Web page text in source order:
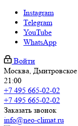
Instagram
Telegram
YouTube
WhatsApp
Войти
Москва,
21:00
+7 495 665-02-02
+7 495 665-02-02
Заказать звонок
info@neo-climat.ru